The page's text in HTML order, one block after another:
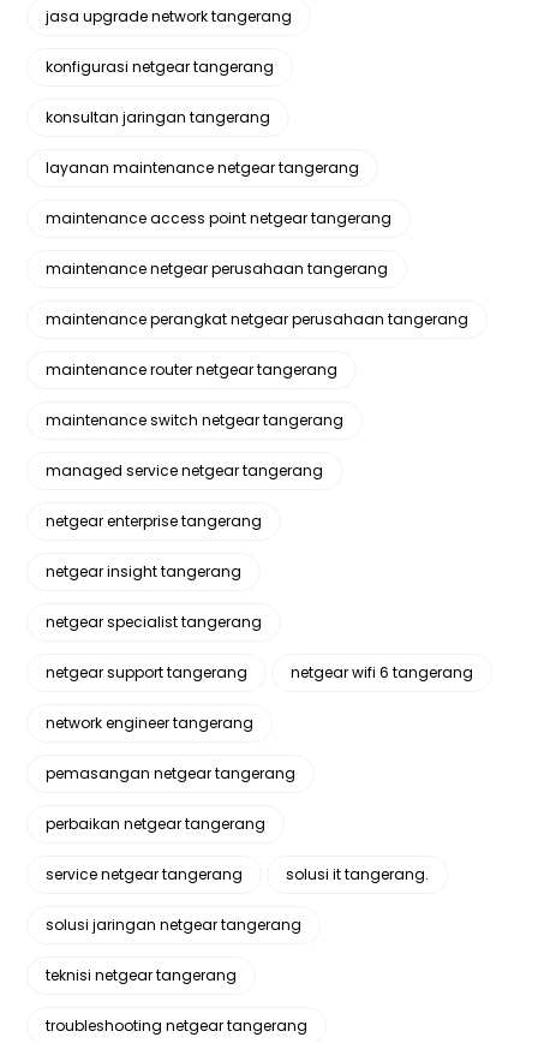
jasa upgrade network tangerang
konfigurasi netgear tangerang
konsultan jaringan tangerang
layanan maintenance netgear tangerang
maintenance access point netgear tangerang
maintenance netgear perusahaan tangerang
maintenance perangkat netgear perusahaan tangerang
maintenance router netgear tangerang
maintenance switch netgear tangerang
managed service netgear tangerang
netgear enterprise tangerang
netgear insight tangerang
netgear specialist tangerang
netgear support tangerang netgear wifi 6 tangerang
network engineer tangerang
pemasangan netgear tangerang
perbaikan netgear tangerang
service netgear tangerang solusi it tangerang.
solusi jaringan netgear tangerang
teknisi netgear tangerang
troubleshooting netgear tangerang